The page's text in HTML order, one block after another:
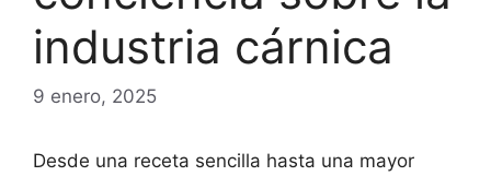
industria cárnica
9 enero, 2025
Desde una receta sencilla hasta una mayor